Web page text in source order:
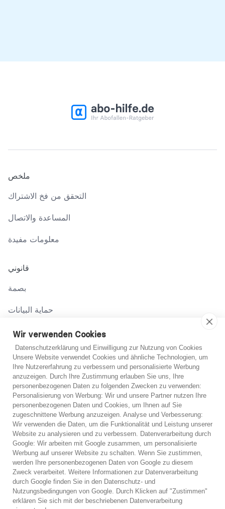
غير متأكد؟
إذا لم تكن متأكدًا، يمكنك الحصول على مشورة هاتفية مجانية
من أحد خبرائنا.
استشارة هاتفية مجانية
وقف الديون على الفور
ملخص
التحقق من فخ الاشتراك
المساعدة والاتصال
معلومات مفيدة
قانوني
بصمة
حماية البيانات
شروط
اتصل بنا
02131 708 42 70
support@abo-hilfe.de
© 2021 abo-hilfe.de
والنصائح والحيل المتعلقة بموضوع حماية المستهلك. يمكن نقل المعلومات
إلى المستهلك ويمكن أيضًا إكمال الاستبيان عبر الهاتف. لا يقدم موقع
abo-hilfe.de أي خدمات قانونية أو مشورة قانونية. وبغض النظر عن
Wir verwenden Cookies
Datenschutzerklärung und Einwilligung zur Nutzung von Cookies
Unsere Website verwendet Cookies und ähnliche Technologien, um
Ihre Nutzererfahrung zu verbessern und personalisierte Werbung
anzuzeigen. Durch Ihre Zustimmung erlauben Sie uns, Ihre
personenbezogenen Daten zu folgenden Zwecken zu verwenden:
Personalisierung von Werbung: Wir und unsere Partner nutzen Ihre
personenbezogenen Daten und Cookies, um Ihnen auf Sie
zugeschnittene Werbung anzuzeigen. Analyse und Verbesserung:
Wir verwenden die Daten, um die Funktionalität und Leistung unserer
Website zu analysieren und zu verbessern. Datenverarbeitung durch
Google: Wir arbeiten mit Google zusammen, um personalisierte
Werbung auf unserer Website zu schalten. Wenn Sie zustimmen,
werden Ihre personenbezogenen Daten von Google zu diesem
Zweck verarbeitet. Weitere Informationen zur Datenverarbeitung
durch Google finden Sie in den Datenschutz- und
Nutzungsbedingungen von Google. Durch Klicken auf "Zustimmen"
erklären Sie sich mit der beschriebenen Datenverarbeitung